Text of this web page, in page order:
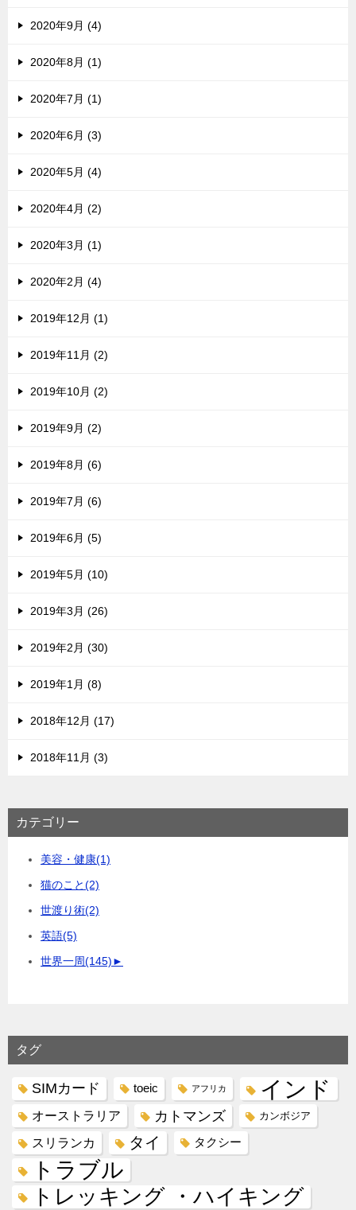
2020年9月 (4)
2020年8月 (1)
2020年7月 (1)
2020年6月 (3)
2020年5月 (4)
2020年4月 (2)
2020年3月 (1)
2020年2月 (4)
2019年12月 (1)
2019年11月 (2)
2019年10月 (2)
2019年9月 (2)
2019年8月 (6)
2019年7月 (6)
2019年6月 (5)
2019年5月 (10)
2019年3月 (26)
2019年2月 (30)
2019年1月 (8)
2018年12月 (17)
2018年11月 (3)
カテゴリー
美容・健康(1)
猫のこと(2)
世渡り術(2)
英語(5)
世界一周(145)►
タグ
SIMカード toeic アフリカ インド
オーストラリア カトマンズ カンボジア
スリランカ タイ タクシー
トラブル
トレッキング ・ハイキング